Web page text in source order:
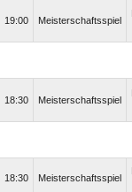
19:00 Meisterschaftsspiel
18:30 Meisterschaftsspiel
18:30 Meisterschaftsspiel